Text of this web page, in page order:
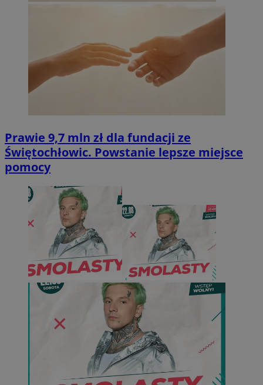
Prawie 9,7 mln zł dla fundacji ze
Świętochłowic. Powstanie lepsze miejsce
pomocy